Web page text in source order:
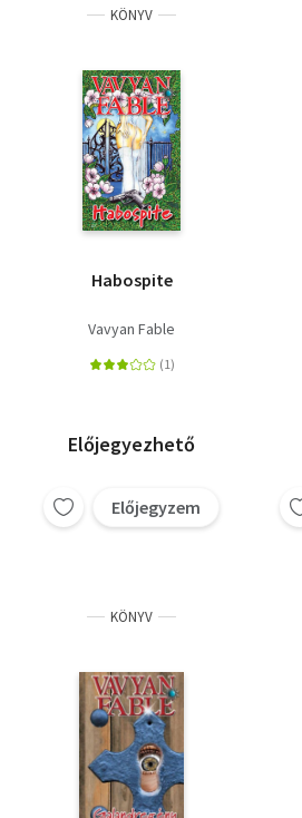
KÖNYV
Habospite
Vavyan Fable
Előjegyezhető
Előjegyzem
KÖNYV